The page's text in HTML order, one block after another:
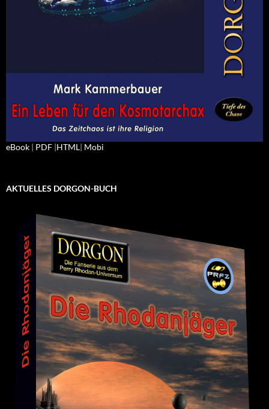
eBook | PDF |HTML| Mobi
AKTUELLES DORGON-BUCH